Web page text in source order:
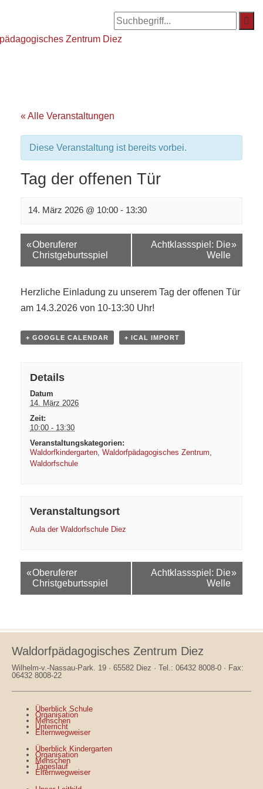
« Alle Veranstaltungen
Diese Veranstaltung ist bereits vorbei.
Tag der offenen Tür
14. März 2026 @ 10:00 - 13:30
Veranstaltungsnavigation
«Oberuferer
Christgeburtsspiel
Achtklassspiel: Die
Welle
»
Herzliche Einladung zu unserem Tag der offenen Tür
am 14.3.2026 von 10-13:30 Uhr!
+ GOOGLE CALENDAR + ICAL IMPORT
Details
Datum
14. März 2026
Zeit:
10:00 - 13:30
Veranstaltungskategorien:
Waldorfkindergarten ,Waldorfpädagogisches Zentrum
Waldorfschule
Veranstaltungsort
Aula der Waldorfschule Diez
Veranstaltungsnavigation
«Oberuferer
Christgeburtsspiel
Achtklassspiel: Die
Welle
»
Waldorfpädagogisches Zentrum Diez
Wilhelm-v.-Nassau-Park. 19 · 65582 Diez · Tel.: 06432 8008-0 · Fax:
06432 8008-22
Überblick Schule
Organisation
Menschen
Unterricht
Elternwegweiser
Überblick Kindergarten
Organisation
Menschen
Tageslauf
Elternwegweiser